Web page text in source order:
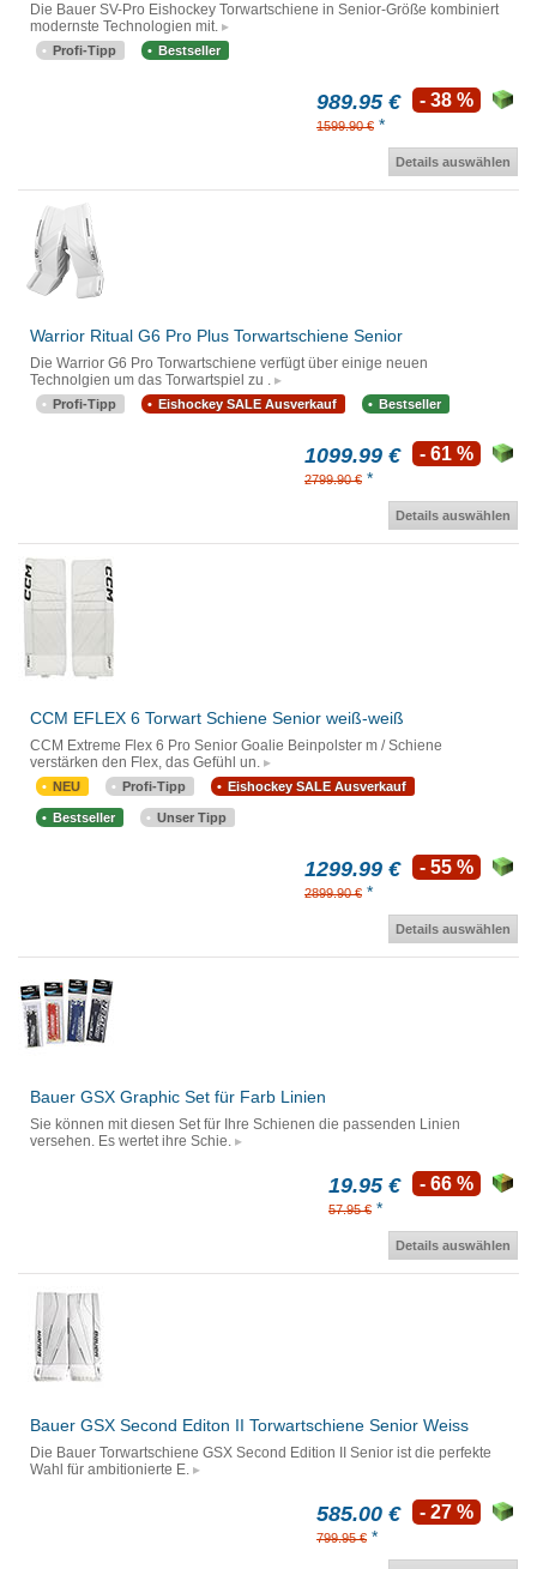
Die Bauer SV-Pro Eishockey Torwartschiene in Senior-Größe kombiniert
modernste Technologien mit.
Profi-Tipp Bestseller
989.95 €
1599.90 € *
- 38 %
Details auswählen
Warrior Ritual G6 Pro Plus Torwartschiene Senior
Die Warrior G6 Pro Torwartschiene verfügt über einige neuen
Technolgien um das Torwartspiel zu .
Profi-Tipp Eishockey SALE Ausverkauf Bestseller
1099.99 €
2799.90 € *
- 61 %
Details auswählen
CCM EFLEX 6 Torwart Schiene Senior weiß-weiß
CCM Extreme Flex 6 Pro Senior Goalie Beinpolster m / Schiene
verstärken den Flex, das Gefühl un.
NEU Profi-Tipp Eishockey SALE Ausverkauf
Bestseller Unser Tipp
1299.99 €
2899.90 € *
- 55 %
Details auswählen
Bauer GSX Graphic Set für Farb Linien
Sie können mit diesen Set für Ihre Schienen die passenden Linien
versehen. Es wertet ihre Schie.
19.95 €
57.95 € *
- 66 %
Details auswählen
Bauer GSX Second Editon II Torwartschiene Senior Weiss
Die Bauer Torwartschiene GSX Second Edition II Senior ist die perfekte
Wahl für ambitionierte E.
585.00 €
799.95 € *
- 27 %